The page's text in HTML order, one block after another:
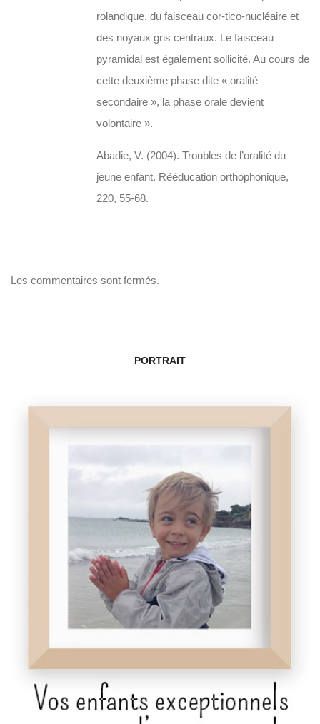
rolandique, du faisceau cor-tico-nucléaire et
des noyaux gris centraux. Le faisceau
pyramidal est également sollicité. Au cours de
cette deuxième phase dite « oralité
secondaire », la phase orale devient
volontaire ».
Abadie, V. (2004). Troubles de l’oralité du
jeune enfant. Rééducation orthophonique,
220, 55-68.
Les commentaires sont fermés.
PORTRAIT